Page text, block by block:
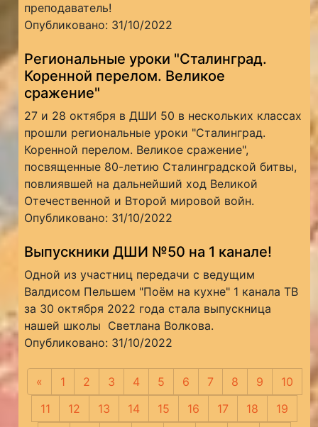
преподаватель!
Опубликовано: 31/10/2022
Региональные уроки "Сталинград.
Коренной перелом. Великое
сражение"
27 и 28 октября в ДШИ 50 в нескольких классах
прошли региональные уроки "Сталинград.
Коренной перелом. Великое сражение",
посвященные 80-летию Сталинградской битвы,
повлиявшей на дальнейший ход Великой
Отечественной и Второй мировой войн.
Опубликовано: 31/10/2022
Выпускники ДШИ №50 на 1 канале!
Одной из участниц передачи с ведущим
Валдисом Пельшем "Поём на кухне" 1 канала ТВ
за 30 октября 2022 года стала выпускница
нашей школы Светлана Волкова.
Опубликовано: 31/10/2022
« Предыдущая
1 2 3 4 5 6 7 8 9
10
11
12 13 14 15 16 17 18
19